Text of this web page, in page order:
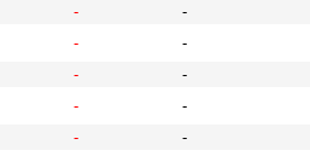
- -
- -
- -
- -
- -